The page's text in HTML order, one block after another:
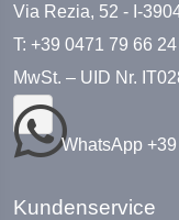
Via Rezia, 52 - I-
T: +39 0471 79 66 24
MwSt. – UID Nr.
WhatsApp
Kundenservice